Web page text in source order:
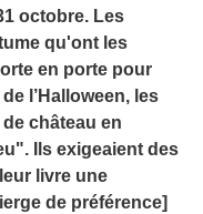
octobre. Les
qu'ont les
en porte pour
l’Halloween, les
château en
Ils exigeaient des
livre une
de préférence]